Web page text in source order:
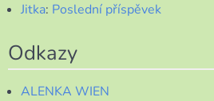
Jitka: Poslední příspěvek
Odkazy
ALENKA WIEN